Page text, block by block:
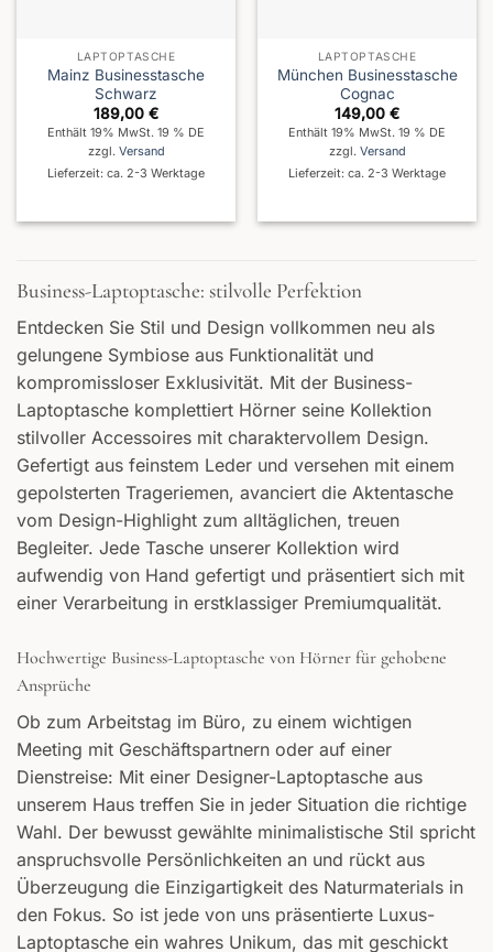
LAPTOPTASCHE
Mainz Businesstasche
Schwarz
189,00 €
Enthält 19% MwSt. 19 % DE
zzgl. Versand
Lieferzeit: ca. 2-3 Werktage
LAPTOPTASCHE
München Businesstasche
Cognac
149,00 €
Enthält 19% MwSt. 19 % DE
zzgl. Versand
Lieferzeit: ca. 2-3 Werktage
Business-Laptoptasche: stilvolle Perfektion
Entdecken Sie Stil und Design vollkommen neu als
gelungene Symbiose aus Funktionalität und
kompromissloser Exklusivität. Mit der Business-
Laptoptasche komplettiert Hörner seine Kollektion
stilvoller Accessoires mit charaktervollem Design.
Gefertigt aus feinstem Leder und versehen mit einem
gepolsterten Trageriemen, avanciert die Aktentasche
vom Design-Highlight zum alltäglichen, treuen
Begleiter. Jede Tasche unserer Kollektion wird
aufwendig von Hand gefertigt und präsentiert sich mit
einer Verarbeitung in erstklassiger Premiumqualität.
Hochwertige Business-Laptoptasche von Hörner für gehobene
Ansprüche
Ob zum Arbeitstag im Büro, zu einem wichtigen
Meeting mit Geschäftspartnern oder auf einer
Dienstreise: Mit einer Designer-Laptoptasche aus
unserem Haus treffen Sie in jeder Situation die richtige
Wahl. Der bewusst gewählte minimalistische Stil spricht
anspruchsvolle Persönlichkeiten an und rückt aus
Überzeugung die Einzigartigkeit des Naturmaterials in
den Fokus. So ist jede von uns präsentierte Luxus-
Laptoptasche ein wahres Unikum, das mit geschickt